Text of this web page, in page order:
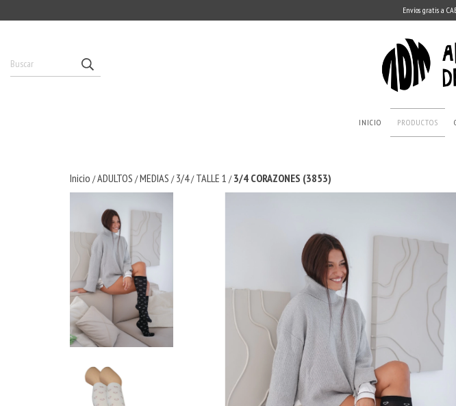
Envíos gratis a
INICIO PRODUCTOS
Inicio /ADULTOS /MEDIAS / 3/4/ TALLE 1 / 3/4 CORAZONES (3853)